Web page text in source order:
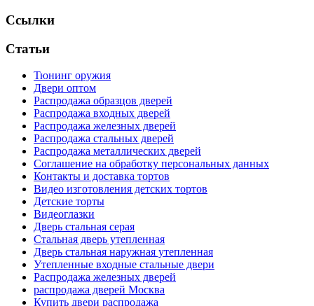
Ссылки
Статьи
Тюнинг оружия
Двери оптом
Распродажа образцов дверей
Распродажа входных дверей
Распродажа железных дверей
Распродажа стальных дверей
Распродажа металлических дверей
Соглашение на обработку персональных данных
Контакты и доставка тортов
Видео изготовления детских тортов
Детские торты
Видеоглазки
Дверь стальная серая
Стальная дверь утепленная
Дверь стальная наружная утепленная
Утепленные входные стальные двери
Распродажа железных дверей
распродажа дверей Москва
Купить двери распродажа